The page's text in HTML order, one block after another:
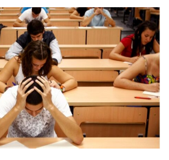
n
o
kl
a
ss
ni
ki
e
gr
a
m
.R
u
er п
р
а
в
и
т
ь